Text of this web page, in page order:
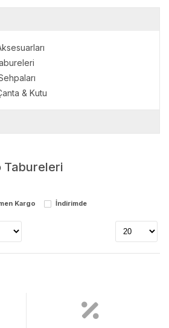
& Kutu
Tabureleri
Kargo İndirimde